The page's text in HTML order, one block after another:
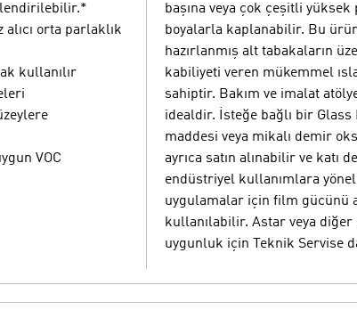
alıcı orta parlaklık
kullanılır
VOC
başına veya çok çeşitli
boyalarla kaplanabilir. Bu
hazırlanmış alt tabakaların
kabiliyeti veren mükemmel
sahiptir. Bakım ve imalat
idealdir. İsteğe bağlı bir Glass
maddesi veya mikalı demir
ayrıca satın alınabilir ve katı
endüstriyel kullanımlara
uygulamalar için film gücünü
kullanılabilir. Astar veya
uygunluk için Teknik Servise